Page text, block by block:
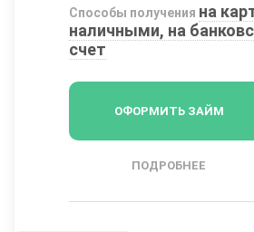
Способы получения на
наличными, на
счет
ОФОРМИТЬ ЗАЙМ
ПОДРОБНЕЕ